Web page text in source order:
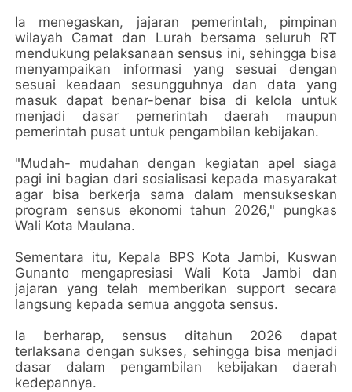
Ia menegaskan, jajaran pemerintah, pimpinan
wilayah Camat dan Lurah bersama seluruh RT
mendukung pelaksanaan sensus ini, sehingga bisa
menyampaikan informasi yang sesuai dengan
sesuai keadaan sesungguhnya dan data yang
masuk dapat benar-benar bisa di kelola untuk
menjadi dasar pemerintah daerah maupun
pemerintah pusat untuk pengambilan kebijakan.
"Mudah- mudahan dengan kegiatan apel siaga
pagi ini bagian dari sosialisasi kepada masyarakat
agar bisa berkerja sama dalam mensukseskan
program sensus ekonomi tahun 2026," pungkas
Wali Kota Maulana.
Sementara itu, Kepala BPS Kota Jambi, Kuswan
Gunanto mengapresiasi Wali Kota Jambi dan
jajaran yang telah memberikan support secara
langsung kepada semua anggota sensus.
Ia berharap, sensus ditahun 2026 dapat
terlaksana dengan sukses, sehingga bisa menjadi
dasar dalam pengambilan kebijakan daerah
kedepannya.